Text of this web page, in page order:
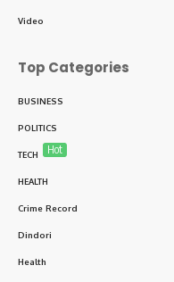
Video
Top Categories
BUSINESS
POLITICS
TECH Hot
HEALTH
Crime Record
Dindori
Health